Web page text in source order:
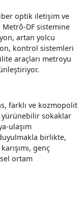
optik iletişim ve
DF sistemine
artan yolcu
kontrol sistemleri
araçları metroyu
farklı ve kozmopolit
sokaklar
ulaşım
birlikte,
genç
ortam